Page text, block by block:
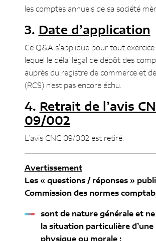
les comptes annuels de sa société
Date d’application
Ce Q&A s’applique pour tout
lequel le délai légal de dépôt des
auprès du registre de commerce et
(RCS) n’est pas encore échu.
Retrait de l’avis
09/002
L’avis CNC 09/002 est retiré.
Avertissement
Les « questions / réponses »
Commission des normes
sont de nature générale et
la situation particulière d’une
physique ou morale ;